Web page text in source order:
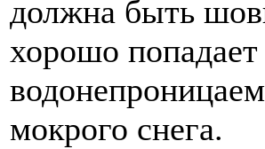
должна быть
хорошо
мокрого снега.